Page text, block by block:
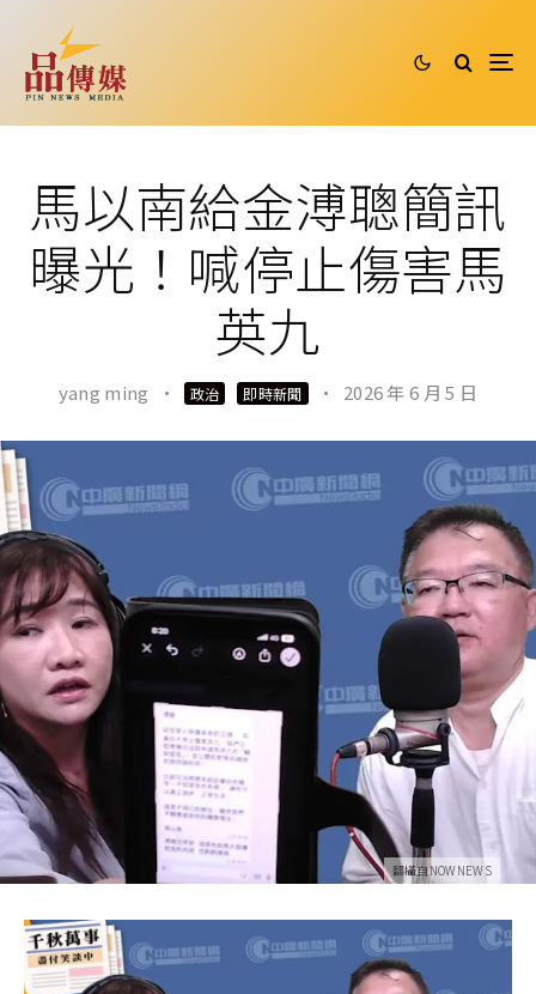
馬以南給金溥聰簡訊
曝光！喊停止傷害馬
英九
yang ming · 政治 即時新聞 · 2026 年 6 月 5 日
翻攝自NOWNEWS